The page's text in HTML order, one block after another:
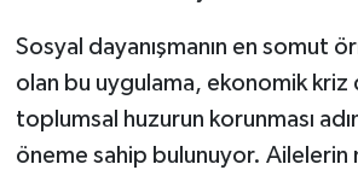
Sosyal dayanışmanın en somut
olan bu uygulama, ekonomik
toplumsal huzurun korunması
öneme sahip bulunuyor. Ailelerin